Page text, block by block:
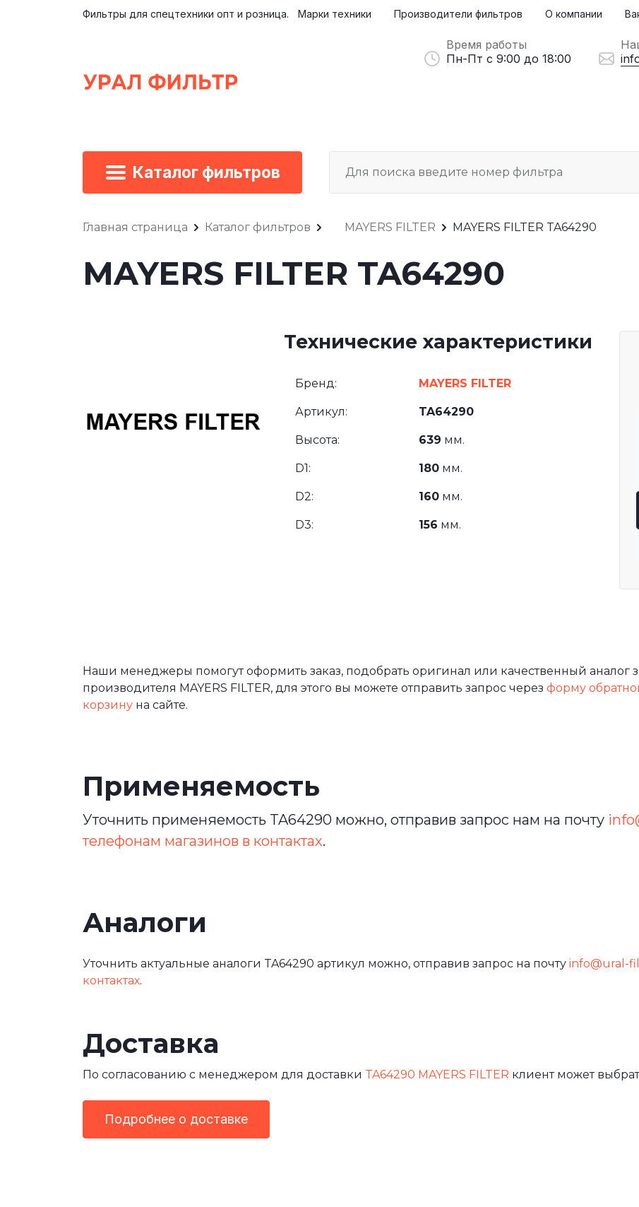
Каталог фильтров
Фильтры для спецтехники опт и розница. Марки техники Производители фильтров О компании
Время работы
Пн-Пт с 9:00 до 18:00
Главная страница Каталог фильтров MAYERS FILTER MAYERS FILTER TA64290
MAYERS FILTER TA64290
Технические характеристики
Бренд: MAYERS FILTER
Артикул: TA64290
Высота: 639 мм.
D1: 180 мм.
D2: 160 мм.
D3: 156 мм.
Наши менеджеры помогут оформить заказ, подобрать оригинал или качественный аналог
производителя MAYERS FILTER, для этого вы можете отправить запрос через форму
корзину на сайте.
Применяемость
Уточнить применяемость TA64290 можно, отправив запрос нам на почту
телефонам магазинов в контактах.
Аналоги
Уточнить актуальные аналоги TA64290 артикул можно, отправив запрос на почту info@ural-
контактах.
Доставка
По согласованию с менеджером для доставки TA64290 MAYERS FILTER клиент может
Подробнее о доставке